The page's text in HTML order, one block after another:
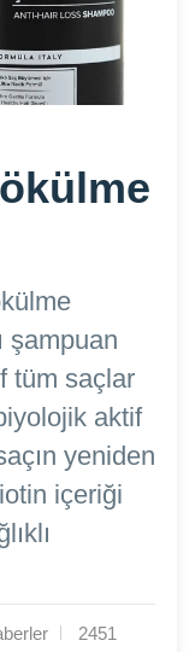
şampuan
tüm saçlar
aktif
yeniden
içeriği
2451